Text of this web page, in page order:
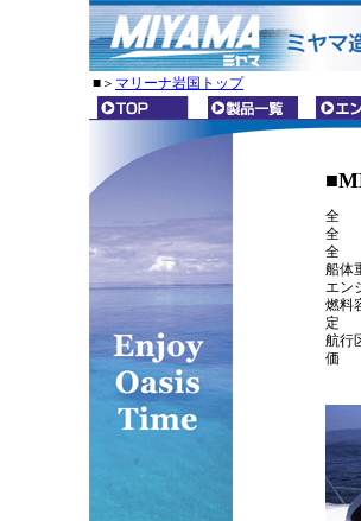
■＞ マリーナ岩国トップ
全
全
全
船体
エン
燃料
定
航行
価